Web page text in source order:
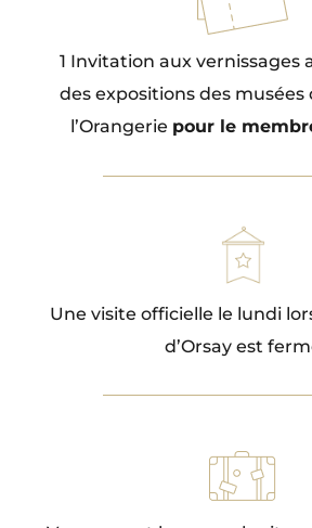
1 Invitation aux vernissages
des expositions des musées
l’Orangerie pour le
Une visite officielle le lundi
d’Orsay est